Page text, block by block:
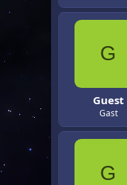
G
Guest
Gast
G